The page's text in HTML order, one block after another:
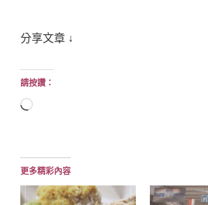
分享文章 ↓
請按讚：
正
入...
更多精彩內容